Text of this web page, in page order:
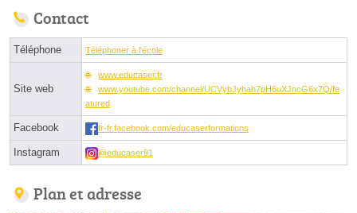
Contact
Téléphone Téléphoner à l'école
Site web
www.educaser.fr
www.youtube.com/channel/UCVybJyhah7pH6uXJncG6x7Q/fe
atured
Facebook fr-fr.facebook.com/educaserformations
Instagram @educaser91
Plan et adresse